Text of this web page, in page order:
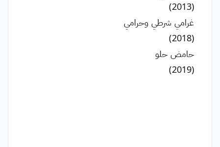
(2013)
غرامي شرطي وحرامي
(2018)
حامض حلو
(2019)